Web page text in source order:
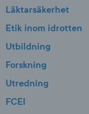
Läktarsäkerhet
Etik inom idrotten
Utbildning
Forskning
Utredning
FCEI